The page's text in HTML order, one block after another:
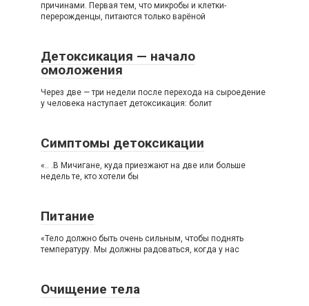
причинами. Первая тем, что микробы и клетки-
перерожденцы, питаются только варёной
Детоксикация — начало
омоложения
Через две — три недели после перехода на сыроедение
у человека наступает детоксикация: болит
Симптомы детоксикации
«.. .В Мичигане, куда приезжают на две или больше
недель те, кто хотели бы
Питание
«Тело должно быть очень сильным, чтобы поднять
температуру. Мы должны радоваться, когда у нас
Очищение тела